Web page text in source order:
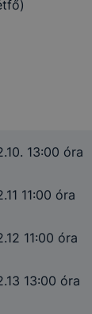
13:00 óra
11:00 óra
11:00 óra
13:00 óra